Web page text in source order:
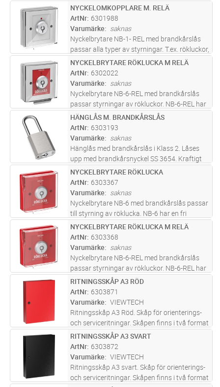
ST Lägg i kundvagn
NYCKELOMKOPPLARE M. RELÄ
ArtNr 6301988
Varumärke
saknas
Nyckelbrytare NB-1- REL med brandkårslås
passar alla typer av styrningar. T.ex. rökluckor,
fläktar, olika starter, utrymningslarm med
mera. NB-1-REL har en fri växlande kontakt
(NO/NC) och en lysdiod
ST Lägg i kundvagn
NYCKELBRYTARE RÖKLUCKA M RELÄ
ArtNr 6302022
Varumärke
saknas
Nyckelbrytare NB-6-REL med brandkårslås
passar styrningar av rökluckor. NB-6-REL har
en fri växlande kontakt (NO/NC) och en
lysdiod färdigkopplade till plint. Mikrobrytaren
(24VDC/2A) och lysdioden m
ST Lägg i kundvagn
HÄNGLÅS M. BRANDKÅRSLÅS
ArtNr 6303193
Varumärke
saknas
Hänglås med brandkårslås i Klass 2. Låses
upp med brandkårsnyckel SS 3654. Kraftigt
hänglås för normal säkerhet. Lämpligt för
låsning av källare, vindskontor, fönster m.m.
Låshus i kromad mässing och
ST Lägg i kundvagn
NYCKELBRYTARE RÖKLUCKA
ArtNr 6303367
Varumärke
saknas
Nyckelbrytare NB-6 med brandkårslås passar
till styrning av röklucka. NB-6 har en fri
växlande kontakt (NO/NC) och en lysdiod
färdigkopplade till plint. Mikrobrytaren
(24VDC/2A) och lysdioden matas m
ST Lägg i kundvagn
NYCKELBRYTARE RÖKLUCKA M RELÄ
ArtNr 6303368
Varumärke
saknas
Nyckelbrytare NB-6-REL med brandkårslås
passar styrningar av rökluckor. NB-6-REL har
en fri växlande kontakt (NO/NC) och en
lysdiod färdigkopplade till plint. Mikrobrytaren
(24VDC/2A) och lysdioden m
ST Lägg i kundvagn
RITNINGSSKÅP A3 RÖD
ArtNr 6303871
Varumärke
VIEWTECH
Ritningsskåp A3 Röd. Skåp för orienterings-
och serviceritningar. Skåpen finns i två format
för pärmar A4 och A3. Luckan öppnas med
brandkårsnyckel. Skåpen är tillverkade i
stålplåt och finns i färge...läs mer
ST Lägg i kundvagn
RITNINGSSKÅP A3 SVART
ArtNr 6303872
Varumärke
VIEWTECH
Ritningsskåp A3 svart. Skåp för orienterings-
och serviceritningar. Skåpen finns i två format